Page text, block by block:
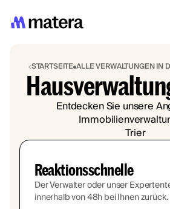
STARTSEITE ALLE VERWALTUNGEN IN
Entdecken Sie unsere
Trier
Reaktionsschnelle
Der Verwalter oder unser
innerhalb von 48h bei Ihnen zurück.